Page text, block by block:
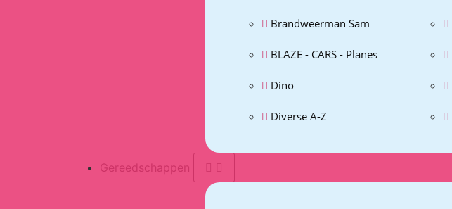
Brandweerman Sam
BLAZE - CARS - Planes
Dino
Diverse A-Z
Gereedschappen